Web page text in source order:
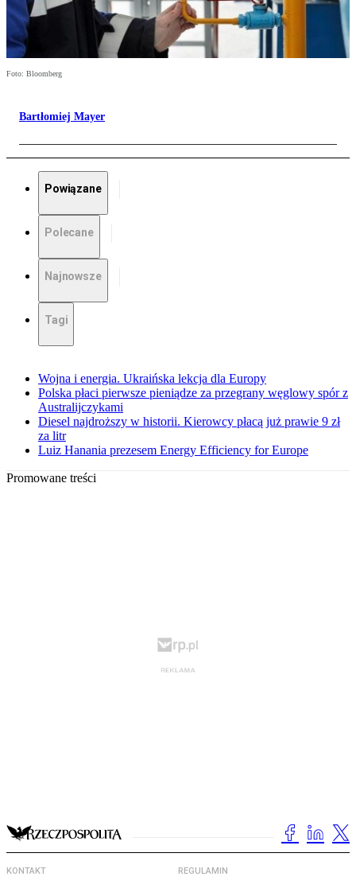
Foto: Bloomberg
Bartłomiej Mayer
Powiązane
Polecane
Najnowsze
Tagi
Wojna i energia. Ukraińska lekcja dla Europy
Polska płaci pierwsze pieniądze za przegrany węglowy spór z
Australijczykami
Diesel najdroższy w historii. Kierowcy płacą już prawie 9 zł
za litr
Luiz Hanania prezesem Energy Efficiency for Europe
Promowane treści
KONTAKT REGULAMIN